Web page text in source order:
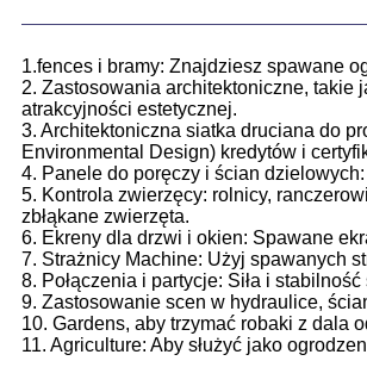
1.fences i bramy: Znajdziesz spawane
2. Zastosowania architektoniczne, takie
atrakcyjności estetycznej.
3. Architektoniczna siatka druciana do
Environmental Design) kredytów i
4. Panele do poręczy i ścian
5. Kontrola zwierzęcy: rolnicy,
zbłąkane zwierzęta.
6. Ekreny dla drzwi i okien: Spawane
7. Strażnicy Machine: Użyj spawanych
8. Połączenia i partycje: Siła i
9. Zastosowanie scen w hydraulice,
10. Gardens, aby trzymać robaki z dala
11. Agriculture: Aby służyć jako